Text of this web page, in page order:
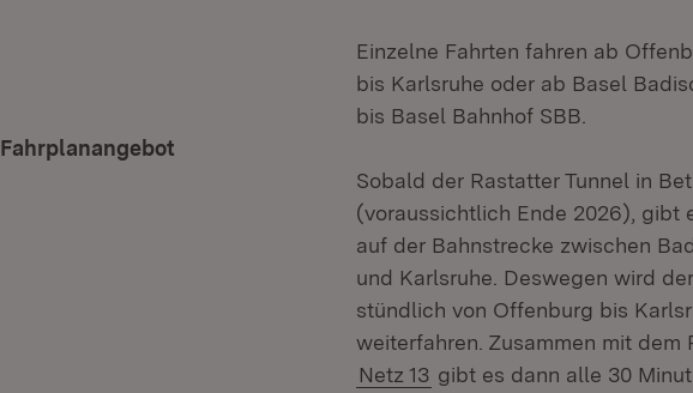
Fahrplanangebot
Einzelne Fahrten fahren ab
bis Karlsruhe oder ab Basel
bis Basel Bahnhof SBB.
Sobald der Rastatter Tunnel in
(voraussichtlich Ende 2026), gibt
auf der Bahnstrecke zwischen
und Karlsruhe. Deswegen wird
stündlich von Offenburg bis
weiterfahren. Zusammen mit dem
Netz 13 gibt es dann alle 30